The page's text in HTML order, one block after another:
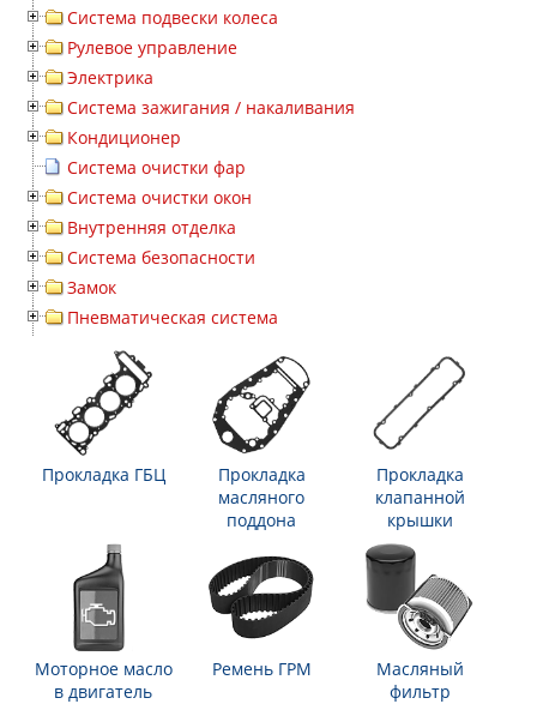
Система подвески колеса
Рулевое управление
Электрика
Система зажигания / накаливания
Кондиционер
Система очистки фар
Система очистки окон
Внутренняя отделка
Система безопасности
Замок
Пневматическая система
Прокладка ГБЦ
Прокладка
масляного
поддона
Прокладка
клапанной
крышки
Моторное масло
в двигатель
Ремень ГРМ
Масляный
фильтр